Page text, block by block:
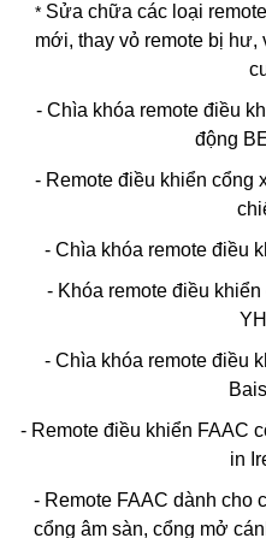
* Sửa chữa các loại
mới, thay vỏ remote bị hư,
- Chìa khóa remote điều
động
- Remote điều khiển cổng
- Chìa khóa remote điều
- Khóa remote điều
- Chìa khóa remote điều
- Remote điều khiển FAAC
in
- Remote FAAC dành cho
cổng âm sàn, cổng mở